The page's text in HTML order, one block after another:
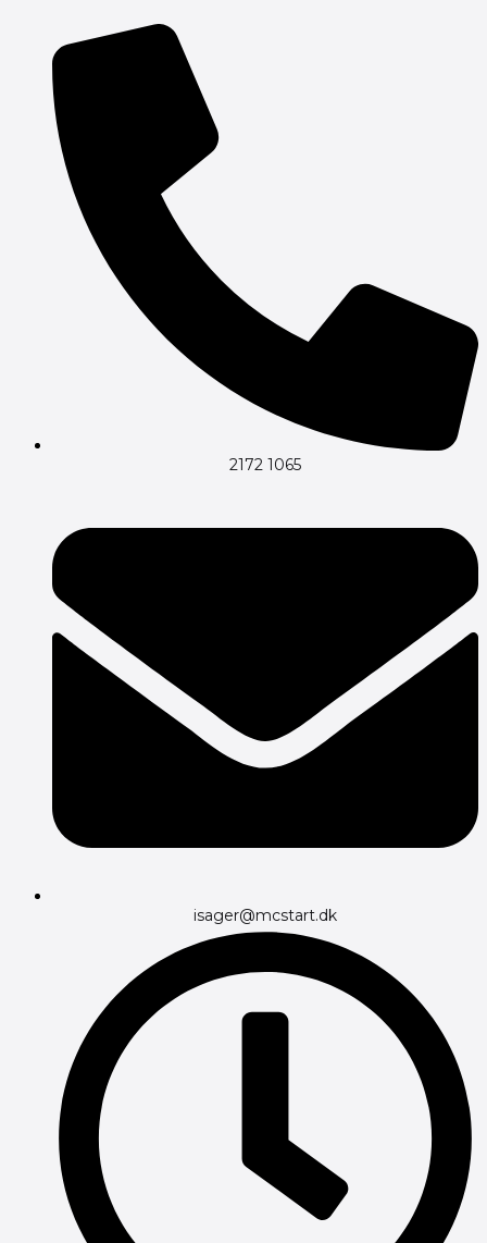
indholdet
2172 1065
isager@mcstart.dk